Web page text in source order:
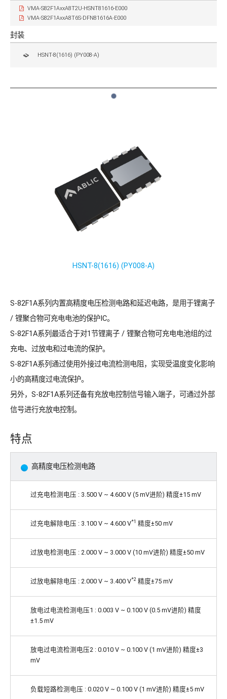
VMA-S82F1AxxA8T2U-HSNT81616-E000
VMA-S82F1AxxA8T6S-DFN81616A-E000
封装
HSNT-8(1616) (PY008-A)
HSNT-8(1616) (PY008-A)
S-82F1A系列内置高精度电压检测电路和延迟电路，是用于锂离子
/ 锂聚合物可充电电池的保护IC。
S-82F1A系列最适合于对1节锂离子 / 锂聚合物可充电电池组的过
充电、过放电和过电流的保护。
S-82F1A系列通过使用外接过电流检测电阻，实现受温度变化影响
小的高精度过电流保护。
另外，S-82F1A系列还备有充放电控制信号输入端子，可通过外部
信号进行充放电控制。
特点
高精度电压检测电路
过充电检测电压 : 3.500 V ~ 4.600 V (5 mV进阶) 精度±15 mV
过充电解除电压 : 3.100 V ~ 4.600 V*1 精度±50 mV
过放电检测电压 : 2.000 V ~ 3.000 V (10 mV进阶) 精度±50 mV
过放电解除电压 : 2.000 V ~ 3.400 V*2 精度±75 mV
放电过电流检测电压1 : 0.003 V ~ 0.100 V (0.5 mV进阶) 精度
±1.5 mV
放电过电流检测电压2 : 0.010 V ~ 0.100 V (1 mV进阶) 精度±3
mV
负载短路检测电压 : 0.020 V ~ 0.100 V (1 mV进阶) 精度±5 mV